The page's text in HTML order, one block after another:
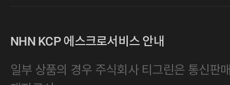
NHN KCP 에스크로서비스 안내
일부 상품의 경우 주식회사 티그린은 통신판